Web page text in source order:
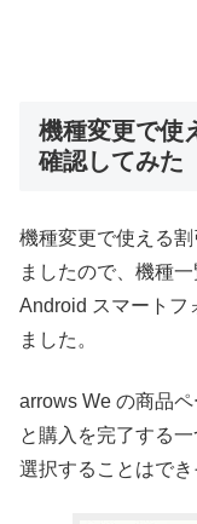
機種変更で使
確認してみた
機種変更で使える
ましたので、機種
Android スマートフ
ました。
arrows We の商品
と購入を完了する
選択することはでき